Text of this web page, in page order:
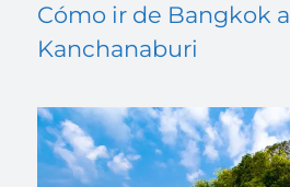
Cómo ir de Bangkok a
Kanchanaburi